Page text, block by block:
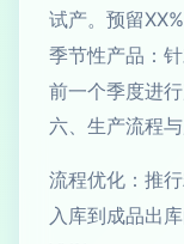
试产。预留
季节性产品：
前一个季度进
六、生产流程
流程优化：推
入库到成品出